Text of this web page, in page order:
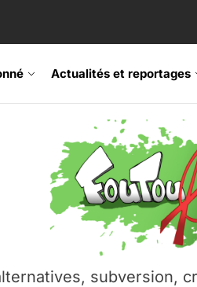
Actualités et reportages
subversion,
Frisson Fripon – vernissage 21
Festival – Samedi 18
– Ŝtono, un livre réalisé par
contre l’A412 à